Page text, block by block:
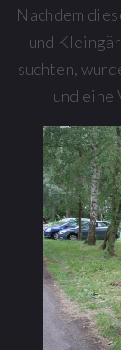
Nachdem
und
suchten,
und eine